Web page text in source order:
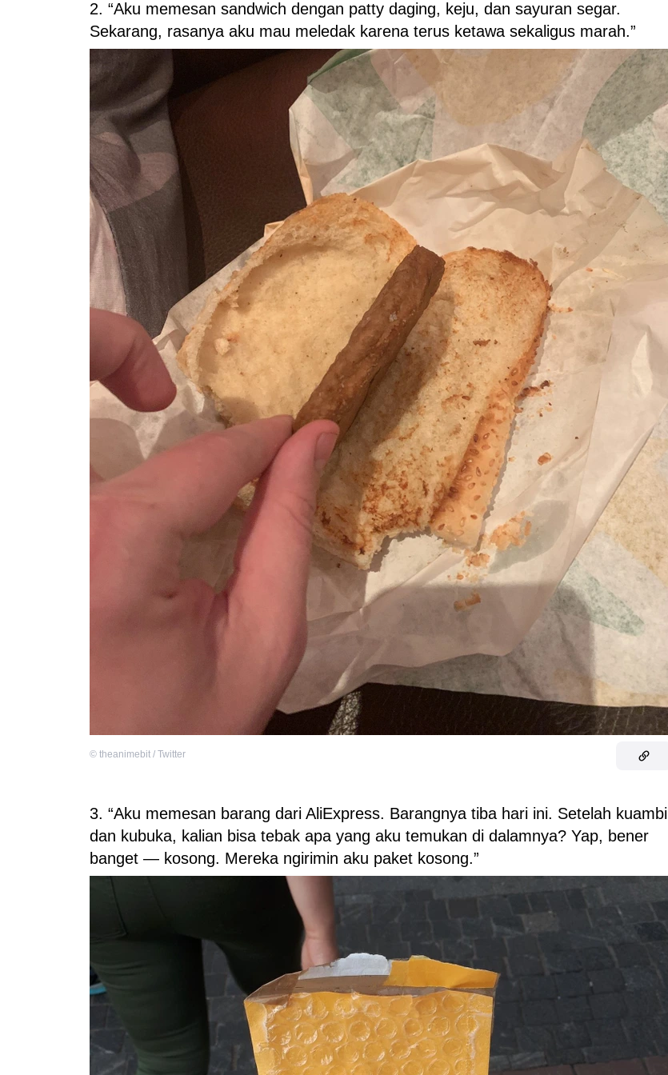
2. “Aku memesan sandwich dengan patty daging, keju, dan sayuran segar.
Sekarang, rasanya aku mau meledak karena terus ketawa sekaligus marah.”
© theanimebit / Twitter
3. “Aku memesan barang dari AliExpress. Barangnya tiba hari ini. Setelah kuambil
dan kubuka, kalian bisa tebak apa yang aku temukan di dalamnya? Yap, bener
banget — kosong. Mereka ngirimin aku paket kosong.”